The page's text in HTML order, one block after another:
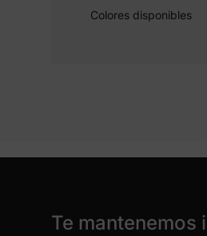
Colores disponibles
Te mantenemos